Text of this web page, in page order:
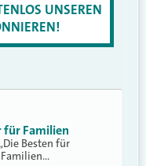
UNSEREN
für Familien
Besten für
Familien…